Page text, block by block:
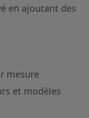
en ajoutant des
mesure
et modèles